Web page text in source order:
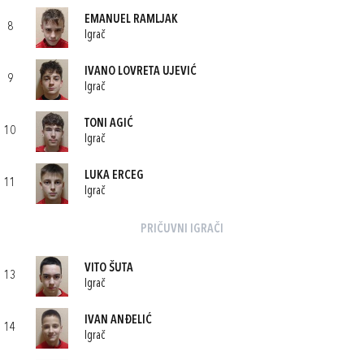
8
EMANUEL RAMLJAK
Igrač
9
IVANO LOVRETA UJEVIĆ
Igrač
10
TONI AGIĆ
Igrač
11
LUKA ERCEG
Igrač
PRIČUVNI IGRAČI
13
VITO ŠUTA
Igrač
14
IVAN ANĐELIĆ
Igrač